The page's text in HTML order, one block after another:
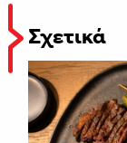
Σχετικά